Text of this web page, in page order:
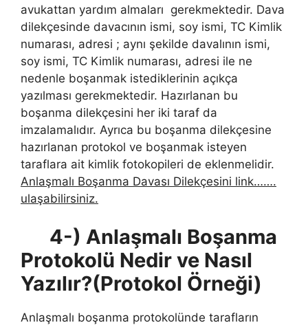
avukattan yardım almaları gerekmektedir. Dava
dilekçesinde davacının ismi, soy ismi, TC Kimlik
numarası, adresi ; aynı şekilde davalının ismi,
soy ismi, TC Kimlik numarası, adresi ile ne
nedenle boşanmak istediklerinin açıkça
yazılması gerekmektedir. Hazırlanan bu
boşanma dilekçesini her iki taraf da
imzalamalıdır. Ayrıca bu boşanma dilekçesine
hazırlanan protokol ve boşanmak isteyen
taraflara ait kimlik fotokopileri de eklenmelidir.
Anlaşmalı Boşanma Davası Dilekçesini link…….
ulaşabilirsiniz.
4-) Anlaşmalı Boşanma
Protokolü Nedir ve Nasıl
Yazılır?(Protokol Örneği)
Anlaşmalı boşanma protokolünde tarafların